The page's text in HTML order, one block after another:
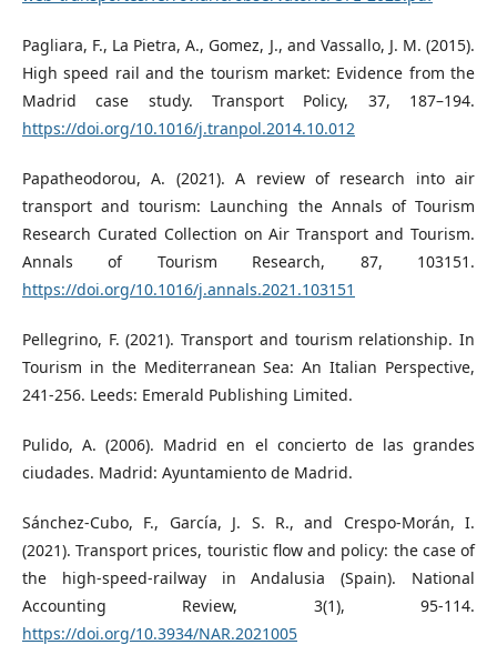
Pagliara, F., La Pietra, A., Gomez, J., and Vassallo, J. M. (2015).
High speed rail and the tourism market: Evidence from the
Madrid case study. Transport Policy, 37, 187–194.
https://doi.org/10.1016/j.tranpol.2014.10.012
Papatheodorou, A. (2021). A review of research into air
transport and tourism: Launching the Annals of Tourism
Research Curated Collection on Air Transport and Tourism.
Annals of Tourism Research, 87, 103151.
https://doi.org/10.1016/j.annals.2021.103151
Pellegrino, F. (2021). Transport and tourism relationship. In
Tourism in the Mediterranean Sea: An Italian Perspective,
241-256. Leeds: Emerald Publishing Limited.
Pulido, A. (2006). Madrid en el concierto de las grandes
ciudades. Madrid: Ayuntamiento de Madrid.
Sánchez-Cubo, F., García, J. S. R., and Crespo-Morán, I.
(2021). Transport prices, touristic flow and policy: the case of
the high-speed-railway in Andalusia (Spain). National
Accounting Review, 3(1), 95-114.
https://doi.org/10.3934/NAR.2021005